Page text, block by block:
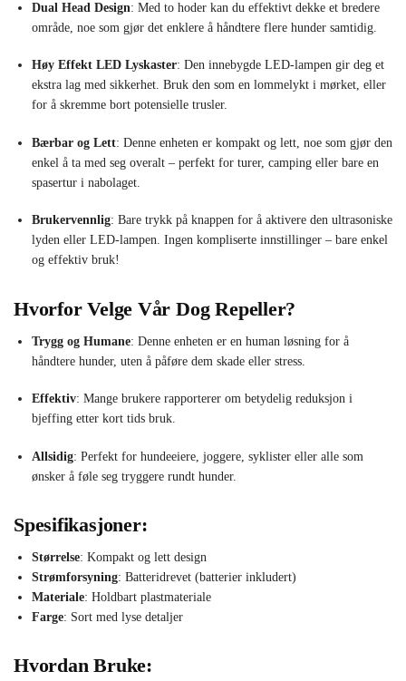
Dual Head Design: Med to hoder kan du effektivt dekke et bredere
område, noe som gjør det enklere å håndtere flere hunder samtidig.
Høy Effekt LED Lyskaster: Den innebygde LED-lampen gir deg et
ekstra lag med sikkerhet. Bruk den som en lommelykt i mørket, eller
for å skremme bort potensielle trusler.
Bærbar og Lett: Denne enheten er kompakt og lett, noe som gjør den
enkel å ta med seg overalt – perfekt for turer, camping eller bare en
spasertur i nabolaget.
Brukervennlig: Bare trykk på knappen for å aktivere den ultrasoniske
lyden eller LED-lampen. Ingen kompliserte innstillinger – bare enkel
og effektiv bruk!
Hvorfor Velge Vår Dog Repeller?
Trygg og Humane: Denne enheten er en human løsning for å
håndtere hunder, uten å påføre dem skade eller stress.
Effektiv: Mange brukere rapporterer om betydelig reduksjon i
bjeffing etter kort tids bruk.
Allsidig: Perfekt for hundeeiere, joggere, syklister eller alle som
ønsker å føle seg tryggere rundt hunder.
Spesifikasjoner:
Størrelse: Kompakt og lett design
Strømforsyning: Batteridrevet (batterier inkludert)
Materiale: Holdbart plastmateriale
Farge: Sort med lyse detaljer
Hvordan Bruke: